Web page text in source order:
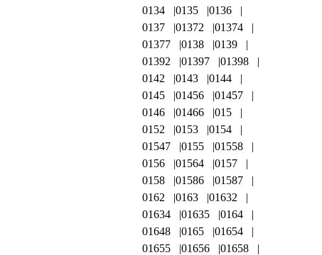
0134
0135
0136
0137
01372
01374
01377
0138
0139
01392
01397
01398
0142
0143
0144
0145
01456
01457
0146
01466
015
0152
0153
0154
01547
0155
01558
0156
01564
0157
0158
01586
01587
0162
0163
01632
01634
01635
0164
01648
0165
01654
01655
01656
01658